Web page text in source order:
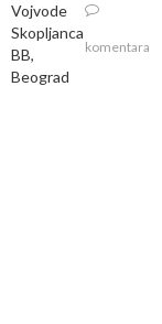
komentara